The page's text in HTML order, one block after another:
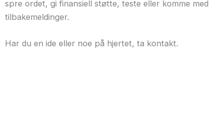
spre ordet, gi finansiell støtte, teste eller komme med
tilbakemeldinger.
Har du en ide eller noe på hjertet, ta kontakt.